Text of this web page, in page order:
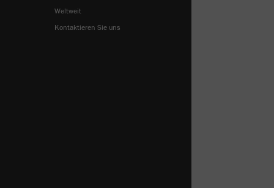
Weltweit
Kontaktieren Sie uns